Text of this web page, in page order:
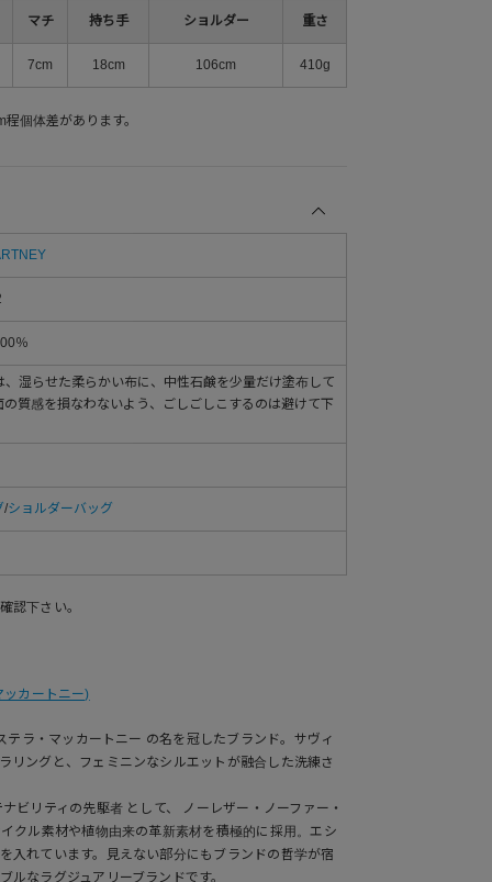
マチ 持ち手 ショルダー 重さ
7cm 18cm 106cm 410g
個体差があります。
％
、湿らせた柔らかい布に、中性石鹸を少量だけ塗布して
の質感を損なわないよう、ごしごしこするのは避けて下
/ショルダーバッグ
認下さい。
カートニー)
ラ・マッカートニー の名を冠したブランド。サヴィ
リングと、フェミニンなシルエットが融合した洗練さ
ビリティの先駆者 として、 ノーレザー・ノーファー・
クル素材や植物由来の革新素材を積極的に採用。エシ
入れています。見えない部分にもブランドの哲学が宿
ルなラグジュアリーブランドです。